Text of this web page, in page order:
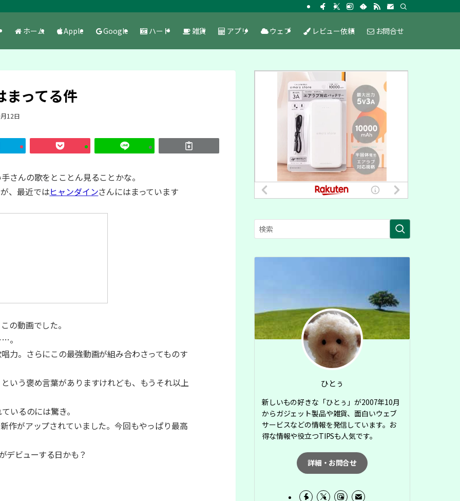
ホーム Apple Google ハード 雑貨 アプリ ウェブ レビュー依頼 お問合せ
まってる件
12日
さんの歌をとことん見ることかな。
、最近ではヒャンダインさんにはまっています
の動画でした。
。
力。さらにこの最強動画が組み合わさってものす
いう褒め言葉がありますけれども、もうそれ以上
いるのには驚き。
作がアップされていました。今回もやっぱり最高
デビューする日かも？
ひとぅ
新しいもの好きな「ひとぅ」が2007年10月
からガジェット製品や雑貨、面白いウェブ
サービスなどの情報を発信しています。お
得な情報や役立つTIPSも人気です。
詳細・お問合せ